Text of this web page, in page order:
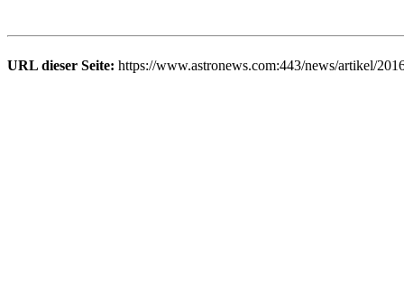
URL dieser Seite: https://www.astronews.com:443/news/artikel/